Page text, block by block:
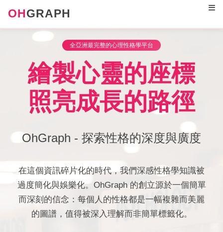
OHGRAPH
全亞洲最完整的心理性格學平台
繪製心靈的座標
照亮成長的路徑
OhGraph - 探索性格的深度與廣度
在這個資訊碎片化的時代，我們深感性格學知識被
過度簡化與娛樂化。OhGraph 的創立源於一個簡單
而深刻的信念：每個人的性格都是一幅複雜而美麗
的圖譜，值得被深入理解而非簡單標籤化。